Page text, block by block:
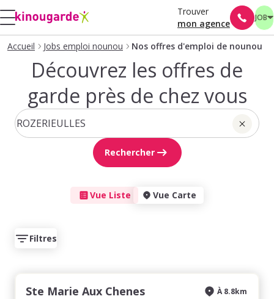
Trouver
mon agence
JOB
Accueil Jobs emploi nounou Nos offres d'emploi de nounou
Découvrez les offres de
garde près de chez vous
Rechercher
Vue Liste Vue Carte
Filtres
Ste Marie Aux Chenes
À 8.8km